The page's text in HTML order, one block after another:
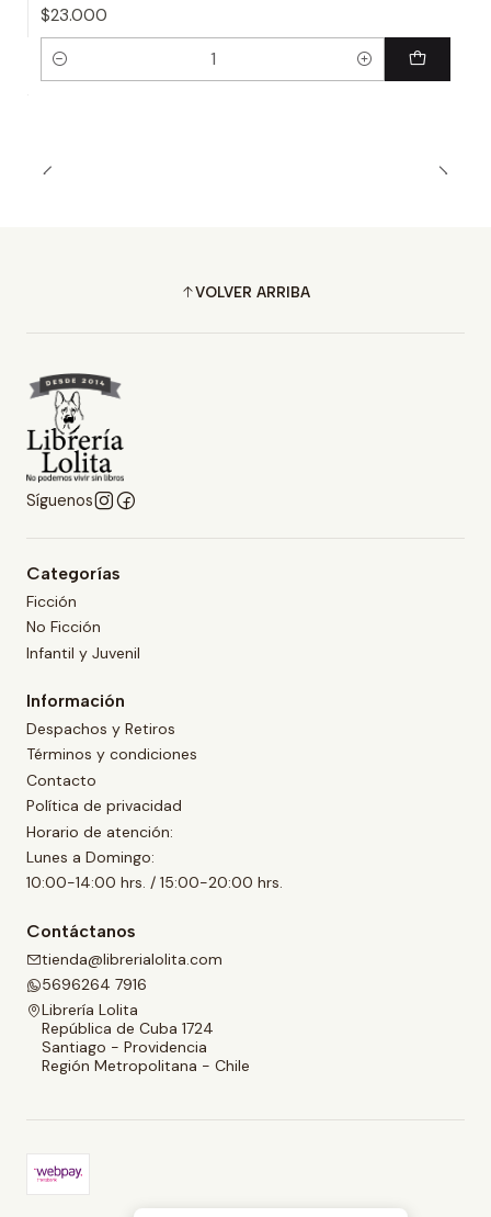
$23.000
Cantidad
VOLVER ARRIBA
Síguenos
Categorías
Ficción
No Ficción
Infantil y Juvenil
Información
Despachos y Retiros
Términos y condiciones
Contacto
Política de privacidad
Horario de atención:
Lunes a Domingo:
10:00-14:00 hrs. / 15:00-20:00 hrs.
Contáctanos
tienda@librerialolita.com
5696264 7916
Librería Lolita
República de Cuba 1724
Santiago - Providencia
Región Metropolitana - Chile